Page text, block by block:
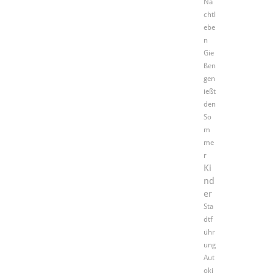
chtl
ebe
n
Gie
ßen
gen
ießt
den
So
m
me
r
Ki
nd
er
Sta
dtf
ühr
ung
Aut
oki